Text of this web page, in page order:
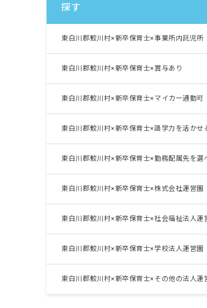
探す
東白川郡鮫川村×新卒保育士×事業所内託児所
東白川郡鮫川村×新卒保育士×賞与あり
東白川郡鮫川村×新卒保育士×マイカー通勤可
東白川郡鮫川村×新卒保育士×語学力を活かせ
東白川郡鮫川村×新卒保育士×勤務配属先を選
東白川郡鮫川村×新卒保育士×株式会社運営園
東白川郡鮫川村×新卒保育士×社会福祉法人運
東白川郡鮫川村×新卒保育士×学校法人運営園
東白川郡鮫川村×新卒保育士×その他の法人運